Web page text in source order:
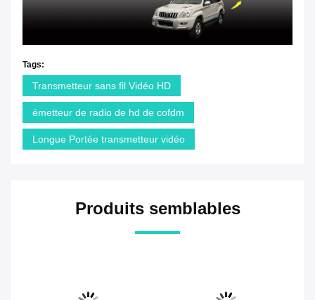
Tags:
Transmetteur sans fil Vidéo HD
émetteur de radio de hd de cofdm
Longue Portée transmetteur vidéo
Produits semblables